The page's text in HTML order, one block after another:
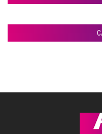
札幌市Ｗ様、エン
札幌市Ｈ様、ピッ
美装